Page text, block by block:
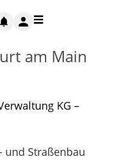
am Main
KG –
und Straßenbau